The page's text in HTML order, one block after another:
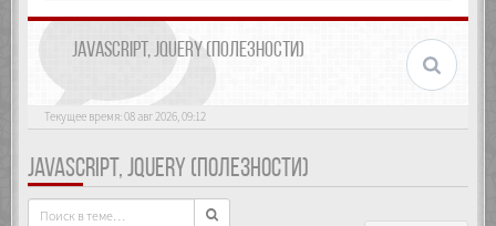
JAVASCRIPT, JQUERY (ПОЛЕЗНОСТИ)
Текущее время: 08 авг 2026, 09:12
JAVASCRIPT, JQUERY (ПОЛЕЗНОСТИ)